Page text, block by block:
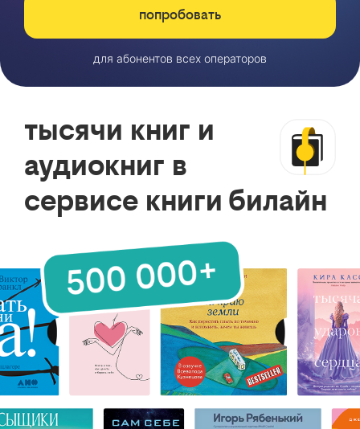
попробовать
для абонентов всех операторов
тысячи книг и
аудиокниг в
сервисе книги билайн